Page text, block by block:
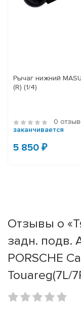
Рычаг нижний MASUMA, front low
(R) (1/4)
0
заканчивается
5 850 ₽
Отзывы о
задн. подв.
PORSCHE
Touareg(7L/